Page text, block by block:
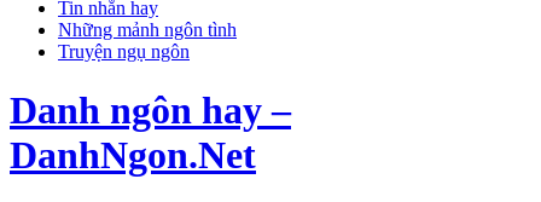
Tin nhắn hay
Những mảnh ngôn tình
Truyện ngụ ngôn
Danh ngôn hay –
DanhNgon.Net